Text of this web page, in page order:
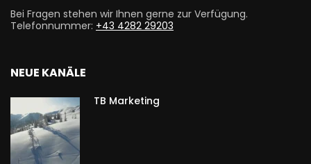
Bei Fragen stehen wir Ihnen gerne zur Verfügung.
Telefonnummer: +43 4282 29203
NEUE KANÄLE
TB Marketing